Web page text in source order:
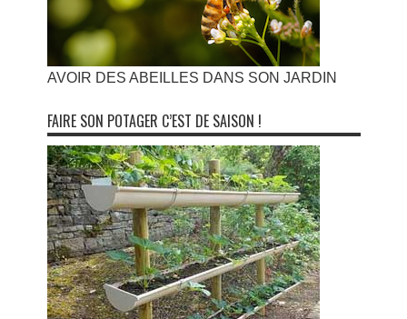
AVOIR DES ABEILLES DANS SON JARDIN
FAIRE SON POTAGER C’EST DE SAISON !